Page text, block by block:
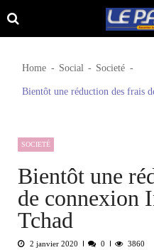
Skip
to
Skip
to
Home Social Societé
Bientôt une réduction des frais
SOCIETÉ
Bientôt une
de connexion
Tchad
2 janvier 2020 0 3860